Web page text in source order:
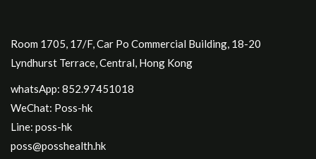
Room 1705, 17/F, Car Po Commercial Building, 18-20
Lyndhurst Terrace, Central, Hong Kong
whatsApp: 852.97451018
WeChat: Poss-hk
Line: poss-hk
poss@posshealth.hk